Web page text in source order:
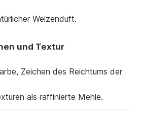
Weizenduft.
und Textur
Zeichen des Reichtums der
als raffinierte Mehle.